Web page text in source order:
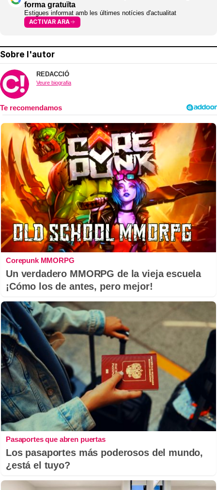
forma gratuïta
Estigues informat amb les últimes notícies d'actualitat
ACTIVAR ARA
Sobre l'autor
REDACCIÓ
Veure biografia
Corepunk MMORPG
Un verdadero MMORPG de la vieja escuela
¡Cómo los de antes, pero mejor!
Pasaportes que abren puertas
Los pasaportes más poderosos del mundo,
¿está el tuyo?